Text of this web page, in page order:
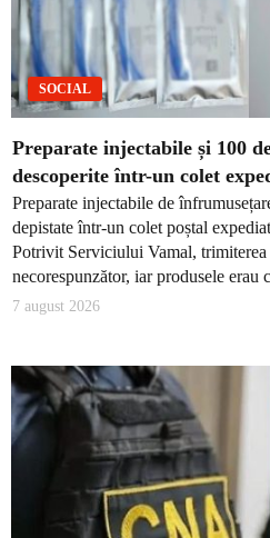
SOCIAL
Preparate injectabile și 100
descoperite într-un colet
Preparate injectabile de
depistate într-un colet poștal
Potrivit Serviciului Vamal, trimiterea
necorespunzător, iar produsele erau
7 august 2026